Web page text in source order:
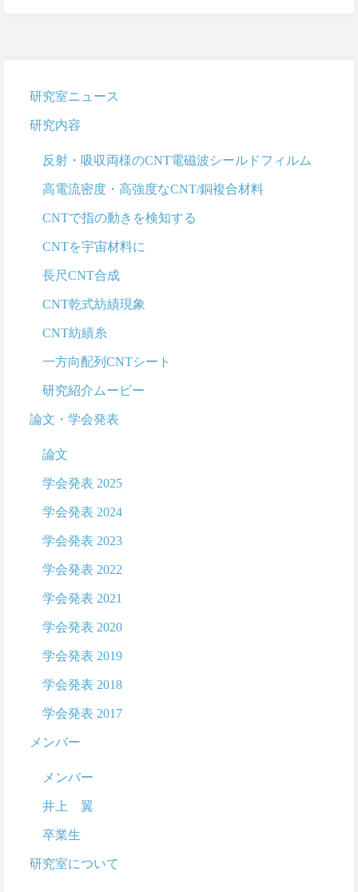
研究室ニュース
研究内容
反射・吸収両様のCNT電磁波シールドフィルム
高電流密度・高強度なCNT/銅複合材料
CNTで指の動きを検知する
CNTを宇宙材料に
長尺CNT合成
CNT乾式紡績現象
CNT紡績糸
一方向配列CNTシート
研究紹介ムービー
論文・学会発表
論文
学会発表 2025
学会発表 2024
学会発表 2023
学会発表 2022
学会発表 2021
学会発表 2020
学会発表 2019
学会発表 2018
学会発表 2017
メンバー
メンバー
井上 翼
卒業生
研究室について